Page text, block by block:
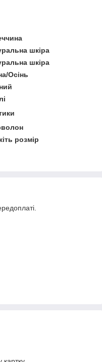
шкіра
шкіра
Осінь
розмір